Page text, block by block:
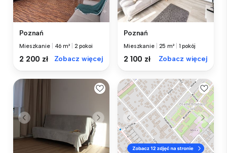
Poznań
Mieszkanie 46 m² 2 pokoi
2 200 zł Zobacz więcej
Poznań
Mieszkanie 25 m² 1 pokój
2 100 zł Zobacz więcej